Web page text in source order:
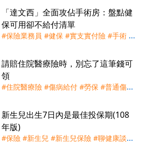
肝臟#脊髓損傷#腎臟#買保險 #身心障礙
#青壯
「達文西」全面攻佔手術房：盤點健
保可用卻不給付清單
#保險業務員 #健保 #實支實付險 #手術 #
手術#醫療險
請賠住院醫療險時，別忘了這筆錢可
領
#住院醫療險 #傷病給付 #勞保 #普通傷病
新生兒出生7日內是最佳投保期(108
年版)
#保險 #新生兒 #新生兒保險 #聊健康談保